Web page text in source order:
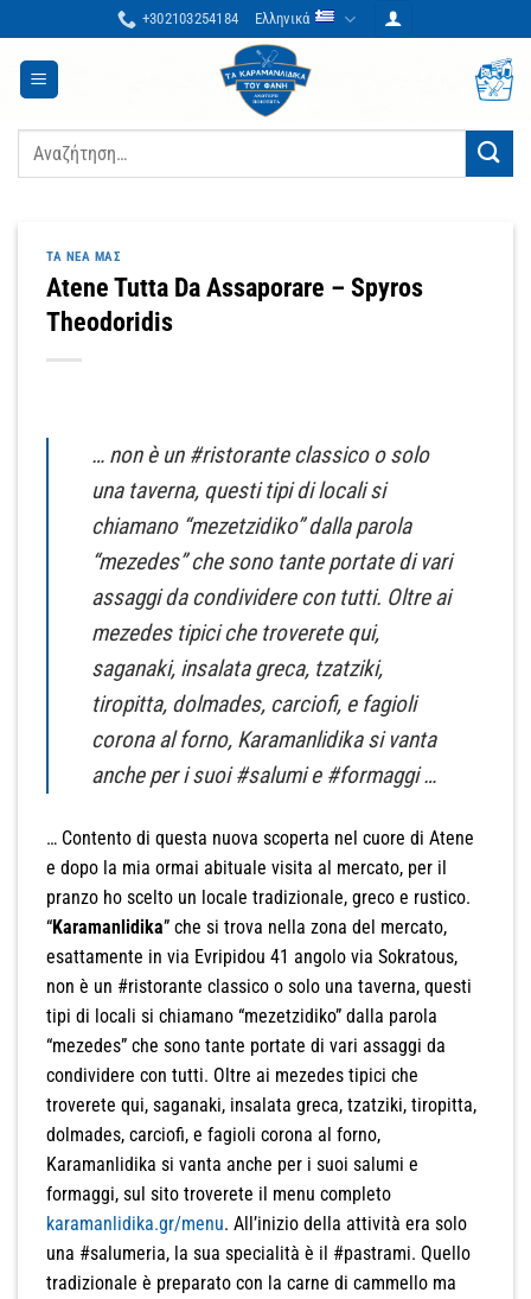
στο
περιεχόμενο
+302103254184 Ελληνικά
Αναζήτηση
ΤΑ ΝΈΑ ΜΑΣ
Atene Tutta Da Assaporare – Spyros
Theodoridis
… non è un #ristorante classico o solo
una taverna, questi tipi di locali si
chiamano “mezetzidiko” dalla parola
“mezedes” che sono tante portate di vari
assaggi da condividere con tutti. Oltre ai
mezedes tipici che troverete qui,
saganaki, insalata greca, tzatziki,
tiropitta, dolmades, carciofi, e fagioli
corona al forno, Karamanlidika si vanta
anche per i suoi #salumi e #formaggi …
… Contento di questa nuova scoperta nel cuore di Atene
e dopo la mia ormai abituale visita al mercato, per il
pranzo ho scelto un locale tradizionale, greco e rustico.
“Karamanlidika” che si trova nella zona del mercato,
esattamente in via Evripidou 41 angolo via Sokratous,
non è un #ristorante classico o solo una taverna, questi
tipi di locali si chiamano “mezetzidiko” dalla parola
“mezedes” che sono tante portate di vari assaggi da
condividere con tutti. Oltre ai mezedes tipici che
troverete qui, saganaki, insalata greca, tzatziki, tiropitta,
dolmades, carciofi, e fagioli corona al forno,
Karamanlidika si vanta anche per i suoi salumi e
formaggi, sul sito troverete il menu completo
karamanlidika.gr/menu. All’inizio della attività era solo
una #salumeria, la sua specialità è il #pastrami. Quello
tradizionale è preparato con la carne di cammello ma